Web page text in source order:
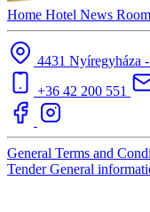
Home Hotel News
4431 Nyíregyháza
+36 42 200 551
General Terms and
TenderGeneral